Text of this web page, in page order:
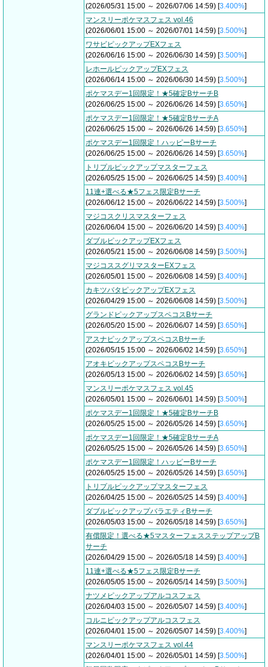
(2026/05/31 15:00 ～ 2026/07/06 14:59) [3.400%]
マンスリーポケマスフェス vol.46
(2026/06/01 15:00 ～ 2026/07/01 14:59) [3.500%]
ワサビピックアップEXフェス
(2026/06/16 15:00 ～ 2026/06/30 14:59) [3.500%]
レホールピックアップEXフェス
(2026/06/14 15:00 ～ 2026/06/30 14:59) [3.500%]
ポケマスデー1回限定！★5確定BサーチB
(2026/06/25 15:00 ～ 2026/06/26 14:59) [3.650%]
ポケマスデー1回限定！★5確定BサーチA
(2026/06/25 15:00 ～ 2026/06/26 14:59) [3.650%]
ポケマスデー1回限定！ハッピーBサーチ
(2026/06/25 15:00 ～ 2026/06/26 14:59) [3.650%]
トリプルピックアップマスターフェス
(2026/05/25 15:00 ～ 2026/06/25 14:59) [3.400%]
11連+選べる★5フェス限定Bサーチ
(2026/06/12 15:00 ～ 2026/06/22 14:59) [3.500%]
マジコスクリスマスターフェス
(2026/06/04 15:00 ～ 2026/06/20 14:59) [3.400%]
ダブルピックアップEXフェス
(2026/05/21 15:00 ～ 2026/06/08 14:59) [3.500%]
マジコススグリマスターEXフェス
(2026/05/01 15:00 ～ 2026/06/08 14:59) [3.400%]
カキツバタピックアップEXフェス
(2026/04/29 15:00 ～ 2026/06/08 14:59) [3.500%]
グランドピックアップスペコスBサーチ
(2026/05/20 15:00 ～ 2026/06/07 14:59) [3.650%]
アスナピックアップスペコスBサーチ
(2026/05/15 15:00 ～ 2026/06/02 14:59) [3.650%]
アオキピックアップスペコスBサーチ
(2026/05/13 15:00 ～ 2026/06/02 14:59) [3.650%]
マンスリーポケマスフェス vol.45
(2026/05/01 15:00 ～ 2026/06/01 14:59) [3.500%]
ポケマスデー1回限定！★5確定BサーチB
(2026/05/25 15:00 ～ 2026/05/26 14:59) [3.650%]
ポケマスデー1回限定！★5確定BサーチA
(2026/05/25 15:00 ～ 2026/05/26 14:59) [3.650%]
ポケマスデー1回限定！ハッピーBサーチ
(2026/05/25 15:00 ～ 2026/05/26 14:59) [3.650%]
トリプルピックアップマスターフェス
(2026/04/25 15:00 ～ 2026/05/25 14:59) [3.400%]
ダブルピックアップバラエティBサーチ
(2026/05/03 15:00 ～ 2026/05/18 14:59) [3.650%]
有償限定！選べる★5マスターフェスステップアップB
サーチ
(2026/04/29 15:00 ～ 2026/05/18 14:59) [3.400%]
11連+選べる★5フェス限定Bサーチ
(2026/05/05 15:00 ～ 2026/05/14 14:59) [3.500%]
ナツメピックアップアルコスフェス
(2026/04/03 15:00 ～ 2026/05/07 14:59) [3.400%]
コルニピックアップアルコスフェス
(2026/04/01 15:00 ～ 2026/05/07 14:59) [3.400%]
マンスリーポケマスフェス vol.44
(2026/04/01 15:00 ～ 2026/05/01 14:59) [3.500%]